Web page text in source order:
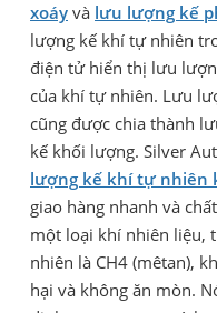
xoáy và lưu lượng kế
lượng kế khí tự nhiên
điện tử hiển thị lưu
của khí tự nhiên. Lưu
cũng được chia thành
kế khối lượng. Silver
lượng kế khí tự nhiên
giao hàng nhanh và
một loại khí nhiên liệu,
nhiên là CH4 (mêtan),
hại và không ăn mòn.